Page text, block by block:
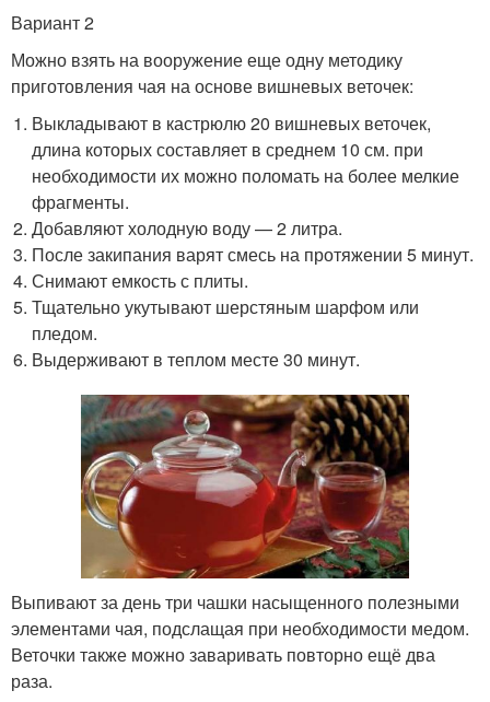
Вариант 2
Можно взять на вооружение еще одну методику
приготовления чая на основе вишневых веточек:
Выкладывают в кастрюлю 20 вишневых веточек,
длина которых составляет в среднем 10 см. при
необходимости их можно поломать на более мелкие
фрагменты.
Добавляют холодную воду — 2 литра.
После закипания варят смесь на протяжении 5 минут.
Снимают емкость с плиты.
Тщательно укутывают шерстяным шарфом или
пледом.
Выдерживают в теплом месте 30 минут.
Выпивают за день три чашки насыщенного полезными
элементами чая, подслащая при необходимости медом.
Веточки также можно заваривать повторно ещё два
раза.